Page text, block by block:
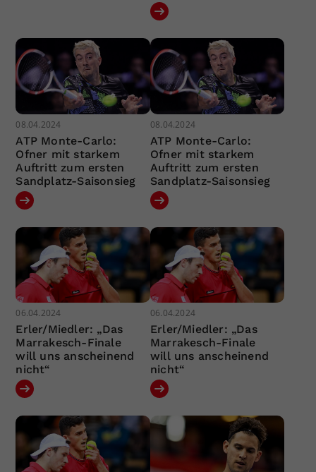
08.04.2024
ATP Monte-Carlo:
Ofner mit starkem
Auftritt zum ersten
Sandplatz-Saisonsieg
08.04.2024
ATP Monte-Carlo:
Ofner mit starkem
Auftritt zum ersten
Sandplatz-Saisonsieg
06.04.2024
Erler/Miedler: „Das
Marrakesch-Finale
will uns anscheinend
nicht“
06.04.2024
Erler/Miedler: „Das
Marrakesch-Finale
will uns anscheinend
nicht“